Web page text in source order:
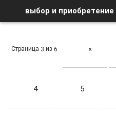
Страница 3 из 6 «
4 5